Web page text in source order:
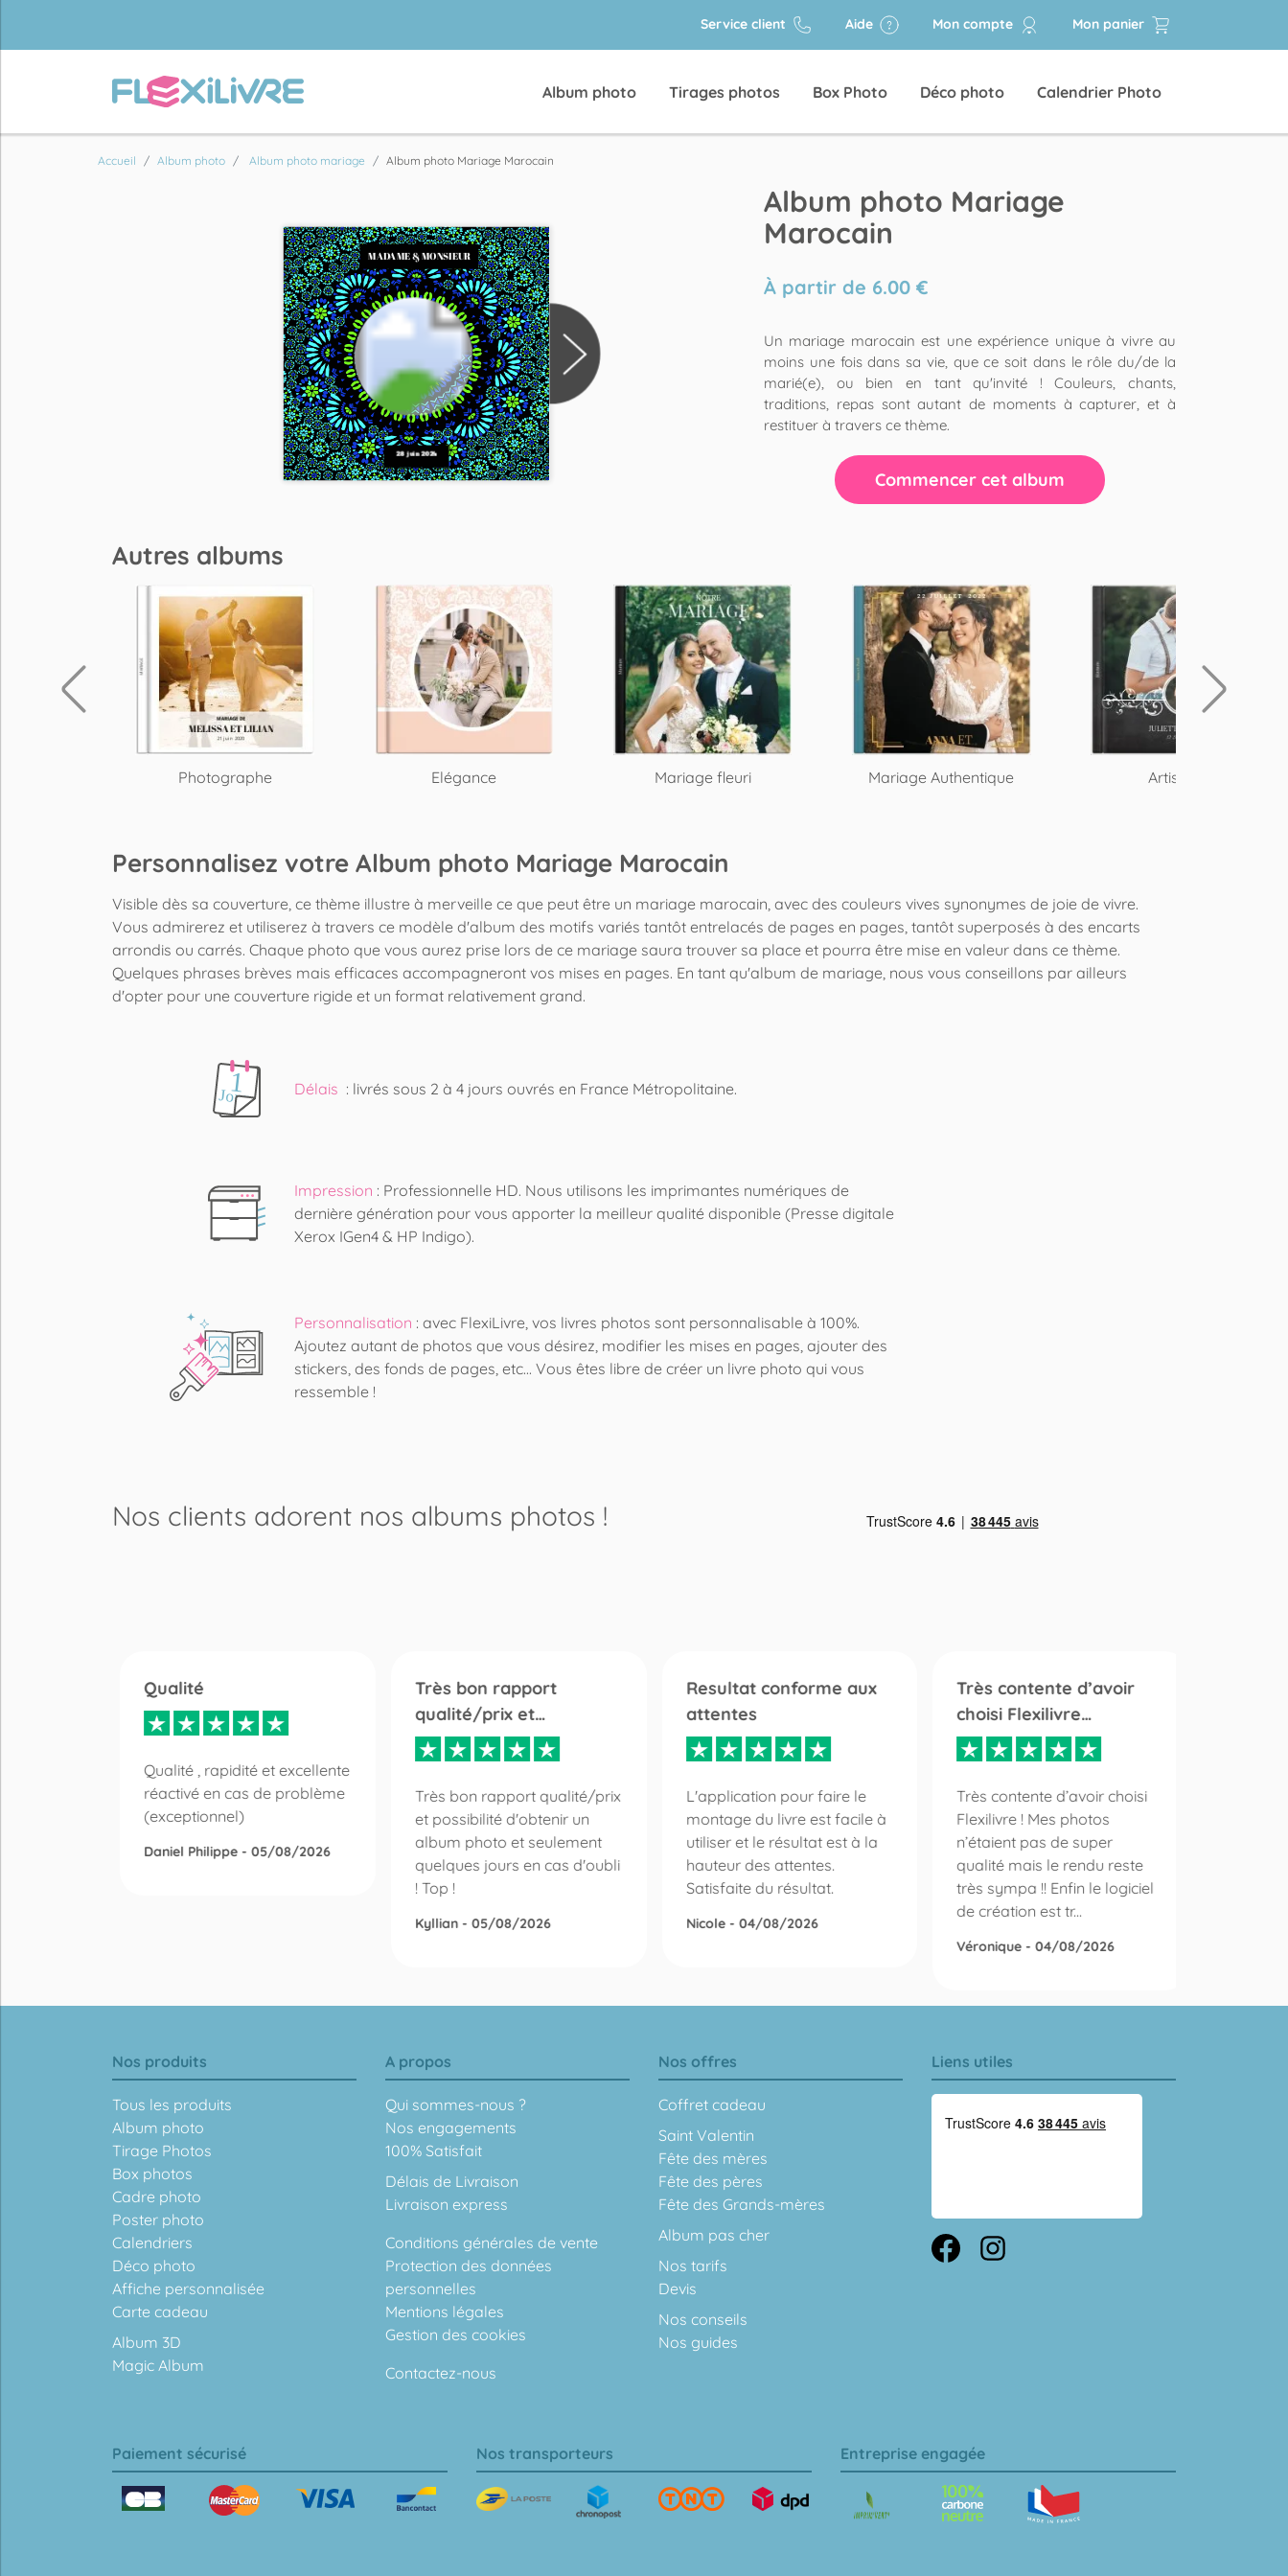
Service client Aide Mon compte Mon panier
Album photo Tirages photos Box Photo Déco photo Calendrier Photo
Accueil Album photo Album photo mariage Album photo Mariage Marocain
Album photo Mariage
Marocain
À partir de 6.00 €
Un mariage marocain est une expérience unique à vivre au
moins une fois dans sa vie, que ce soit dans le rôle du/de la
marié(e), ou bien en tant qu'invité ! Couleurs, chants,
traditions, repas sont autant de moments à capturer, et à
restituer à travers ce thème.
Commencer cet album
Autres albums
Photographe Elégance Mariage fleuri Mariage Authentique Artistique
Personnalisez votre Album photo Mariage Marocain
Visible dès sa couverture, ce thème illustre à merveille ce que peut être un mariage marocain, avec des couleurs vives synonymes de joie de vivre.
Vous admirerez et utiliserez à travers ce modèle d'album des motifs variés tantôt entrelacés de pages en pages, tantôt superposés à des encarts
arrondis ou carrés. Chaque photo que vous aurez prise lors de ce mariage saura trouver sa place et pourra être mise en valeur dans ce thème.
Quelques phrases brèves mais efficaces accompagneront vos mises en pages. En tant qu'album de mariage, nous vous conseillons par ailleurs
d'opter pour une couverture rigide et un format relativement grand.
Délais : livrés sous 2 à 4 jours ouvrés en France Métropolitaine.
Impression : Professionnelle HD. Nous utilisons les imprimantes numériques de
dernière génération pour vous apporter la meilleur qualité disponible (Presse digitale
Xerox IGen4 & HP Indigo).
Personnalisation : avec FlexiLivre, vos livres photos sont personnalisable à 100%.
Ajoutez autant de photos que vous désirez, modifier les mises en pages, ajouter des
stickers, des fonds de pages, etc... Vous êtes libre de créer un livre photo qui vous
ressemble !
Nos clients adorent nos albums photos !
Qualité
Qualité , rapidité et excellente
réactivé en cas de problème
(exceptionnel)
Daniel Philippe - 05/08/2026
Très bon rapport
qualité/prix et…
Très bon rapport qualité/prix
et possibilité d'obtenir un
album photo et seulement
quelques jours en cas d'oubli
! Top !
Kyllian - 05/08/2026
Resultat conforme aux
attentes
L'application pour faire le
montage du livre est facile à
utiliser et le résultat est à la
hauteur des attentes.
Satisfaite du résultat.
Nicole - 04/08/2026
Très contente d’avoir
choisi Flexilivre…
Très contente d’avoir choisi
Flexilivre ! Mes photos
n’étaient pas de super
qualité mais le rendu reste
très sympa !! Enfin le logiciel
de création est tr...
Véronique - 04/08/2026
Nos produits
Tous les produits
Album photo
Tirage Photos
Box photos
Cadre photo
Poster photo
Calendriers
Déco photo
Affiche personnalisée
Carte cadeau
Album 3D
Magic Album
A propos
Qui sommes-nous ?
Nos engagements
100% Satisfait
Délais de Livraison
Livraison express
Conditions générales de vente
Protection des données
personnelles
Mentions légales
Gestion des cookies
Contactez-nous
Nos offres
Coffret cadeau
Saint Valentin
Fête des mères
Fête des pères
Fête des Grands-mères
Album pas cher
Nos tarifs
Devis
Nos conseils
Nos guides
Liens utiles
Paiement sécurisé Nos transporteurs Entreprise engagée